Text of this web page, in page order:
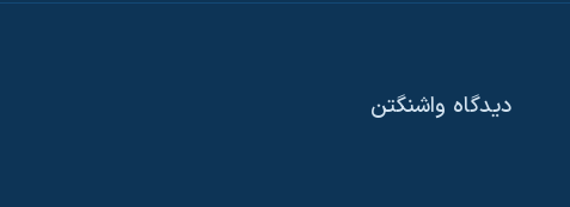
دیدگاه‌ واشنگتن